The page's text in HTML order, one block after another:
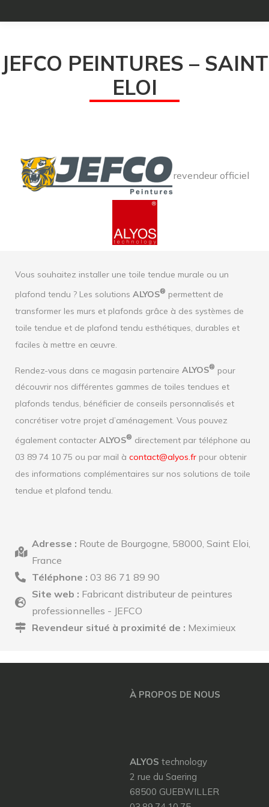
JEFCO PEINTURES – SAINT
ELOI
revendeur officiel
Vous souhaitez installer une toile tendue murale ou un
plafond tendu ? Les solutions ALYOS® permettent de
transformer les murs et plafonds grâce à des systèmes de
toile tendue et de plafond tendu esthétiques, durables et
faciles à mettre en œuvre.
Rendez-vous dans ce magasin partenaire ALYOS® pour
découvrir nos différentes gammes de toiles tendues et
plafonds tendus, bénéficier de conseils personnalisés et
concrétiser votre projet d’aménagement. Vous pouvez
également contacter ALYOS® directement par téléphone au
03 89 74 10 75 ou par mail à contact@alyos.fr pour obtenir
des informations complémentaires sur nos solutions de toile
tendue et plafond tendu.
Adresse : Route de Bourgogne, 58000, Saint Eloi,
France
Téléphone : 03 86 71 89 90
Site web : Fabricant distributeur de peintures
professionnelles - JEFCO
Revendeur situé à proximité de : Meximieux
À PROPOS DE NOUS
ALYOS technology
2 rue du Saering
68500 GUEBWILLER